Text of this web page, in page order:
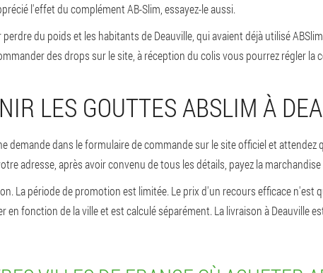
l'effet du complément AB-Slim, essayez-le aussi.
du poids et les habitants de Deauville, qui avaient déjà utilisé
des drops sur le site, à réception du colis vous pourrez régler la
LES GOUTTES ABSLIM À
demande dans le formulaire de commande sur le site officiel et attendez
adresse, après avoir convenu de tous les détails, payez la
La période de promotion est limitée. Le prix d'un recours efficace n'est
en fonction de la ville et est calculé séparément. La livraison à Deauville